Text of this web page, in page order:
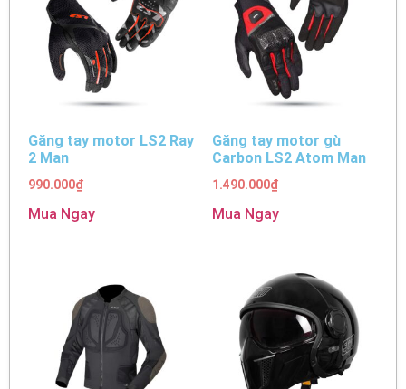
Găng tay motor LS2 Ray
2 Man
990.000₫
Mua Ngay
Găng tay motor gù
Carbon LS2 Atom Man
1.490.000₫
Mua Ngay